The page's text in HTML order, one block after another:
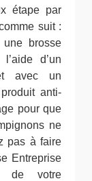
étape par
suit :
brosse
d’un
avec un
anti-
pour que
ne
pas à faire
Entreprise
de votre